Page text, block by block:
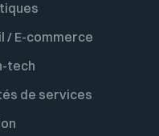
/ E-commerce
tech
de services